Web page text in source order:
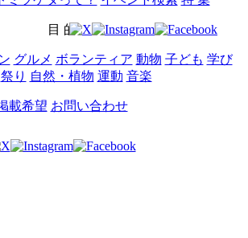
目 的
グルメ ボランティア 動物 子ども 学び
祭り 自然・植物 運動 音楽
載希望 お問い合わせ